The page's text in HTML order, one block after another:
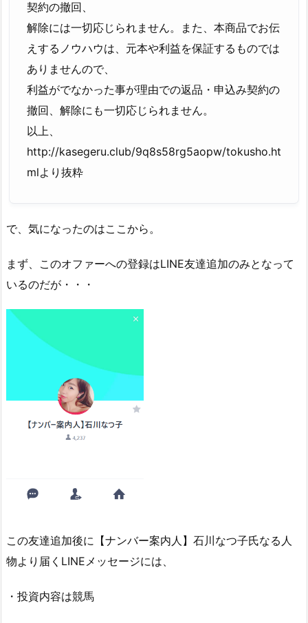
契約の撤回、
解除には一切応じられません。また、本商品でお伝
えするノウハウは、元本や利益を保証するものでは
ありませんので、
利益がでなかった事が理由での返品・申込み契約の
撤回、解除にも一切応じられません。
以上、
http://kasegeru.club/9q8s58rg5aopw/tokusho.ht
mlより抜粋
で、気になったのはここから。
まず、このオファーへの登録はLINE友達追加のみとなって
いるのだが・・・
この友達追加後に【ナンバー案内人】石川なつ子氏なる人
物より届くLINEメッセージには、
・投資内容は競馬